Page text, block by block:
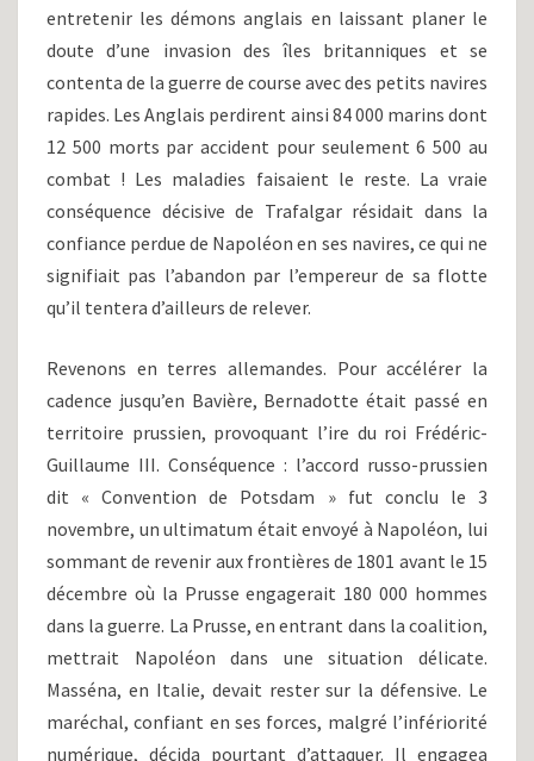
entretenir les démons anglais en laissant planer le
doute d’une invasion des îles britanniques et se
contenta de la guerre de course avec des petits navires
rapides. Les Anglais perdirent ainsi 84 000 marins dont
12 500 morts par accident pour seulement 6 500 au
combat ! Les maladies faisaient le reste. La vraie
conséquence décisive de Trafalgar résidait dans la
confiance perdue de Napoléon en ses navires, ce qui ne
signifiait pas l’abandon par l’empereur de sa flotte
qu’il tentera d’ailleurs de relever.
Revenons en terres allemandes. Pour accélérer la
cadence jusqu’en Bavière, Bernadotte était passé en
territoire prussien, provoquant l’ire du roi Frédéric-
Guillaume III. Conséquence : l’accord russo-prussien
dit « Convention de Potsdam » fut conclu le 3
novembre, un ultimatum était envoyé à Napoléon, lui
sommant de revenir aux frontières de 1801 avant le 15
décembre où la Prusse engagerait 180 000 hommes
dans la guerre. La Prusse, en entrant dans la coalition,
mettrait Napoléon dans une situation délicate.
Masséna, en Italie, devait rester sur la défensive. Le
maréchal, confiant en ses forces, malgré l’infériorité
numérique, décida pourtant d’attaquer. Il engagea